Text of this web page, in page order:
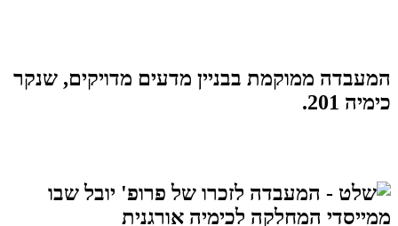
המעבדה ממוקמת בבניין מדעים מדויקים, שנקר
כימיה 201.